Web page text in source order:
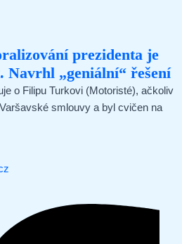
prezidenta je
Navrhl „geniální“ řešení
o Filipu Turkovi (Motoristé), ačkoliv
smlouvy a byl cvičen na